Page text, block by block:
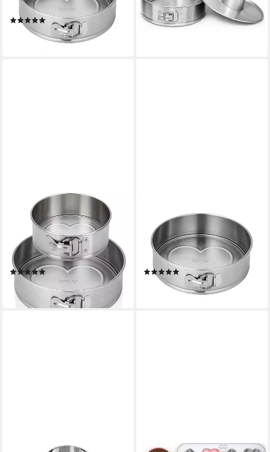
cm, (2-tlg)
(4)
29,99 €
lieferbar - in 2-3 Werktagen bei dir
cm, (3-tlg)
32,99 €
IMMER
Springform Kuchenform
Edelstahl Backform
unbeschichtet PFAS-frei 2er
Set 18/25 cm, (Springform-
Set 4-tlg)
38,99 €
lieferbar - in 2-3 Werktagen bei dir
Springform Kuchenform
Edelstahl Backform
unbeschichtet PFAS-frei 25
cm, (2-tlg)
(4)
29,99 €
lieferbar - in 2-3 Werktagen bei dir